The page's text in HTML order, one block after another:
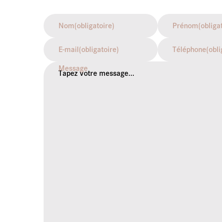
Nom(obligatoire)
E-mail(obligatoire)
Prénom
Téléphone
Message